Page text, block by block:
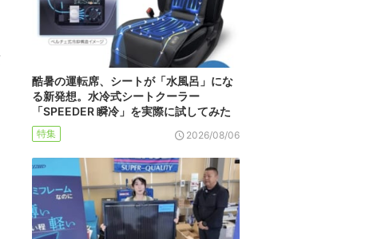
酷暑の運転席、シートが「水風呂」にな
る新発想。水冷式シートクーラー
「SPEEDER 瞬冷」を実際に試してみた
特集 2026/08/06